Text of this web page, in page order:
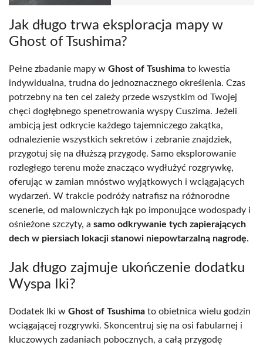
Jak długo trwa eksploracja mapy w
Ghost of Tsushima?
Pełne zbadanie mapy w Ghost of Tsushima to kwestia
indywidualna, trudna do jednoznacznego określenia. Czas
potrzebny na ten cel zależy przede wszystkim od Twojej
chęci dogłębnego spenetrowania wyspy Cuszima. Jeżeli
ambicją jest odkrycie każdego tajemniczego zakątka,
odnalezienie wszystkich sekretów i zebranie znajdziek,
przygotuj się na dłuższą przygodę. Samo eksplorowanie
rozległego terenu może znacząco wydłużyć rozgrywkę,
oferując w zamian mnóstwo wyjątkowych i wciągających
wydarzeń. W trakcie podróży natrafisz na różnorodne
scenerie, od malowniczych łąk po imponujące wodospady i
ośnieżone szczyty, a samo odkrywanie tych zapierających
dech w piersiach lokacji stanowi niepowtarzalną nagrodę.
Jak długo zajmuje ukończenie dodatku
Wyspa Iki?
Dodatek Iki w Ghost of Tsushima to obietnica wielu godzin
wciągającej rozgrywki. Skoncentruj się na osi fabularnej i
kluczowych zadaniach pobocznych, a całą przygodę